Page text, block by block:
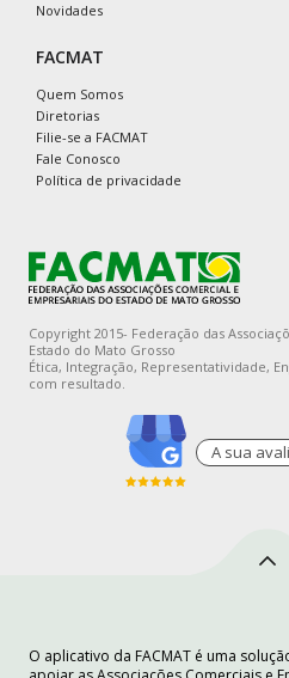
Novidades
FACMAT
Quem Somos
Diretorias
Filie-se a FACMAT
Fale Conosco
Política de privacidade
Copyright 2015- Federação das
Estado do Mato Grosso
Ética, Integração, Representatividade,
com resultado.
A sua
O aplicativo da FACMAT é uma